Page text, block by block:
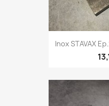
Inox STAVAX